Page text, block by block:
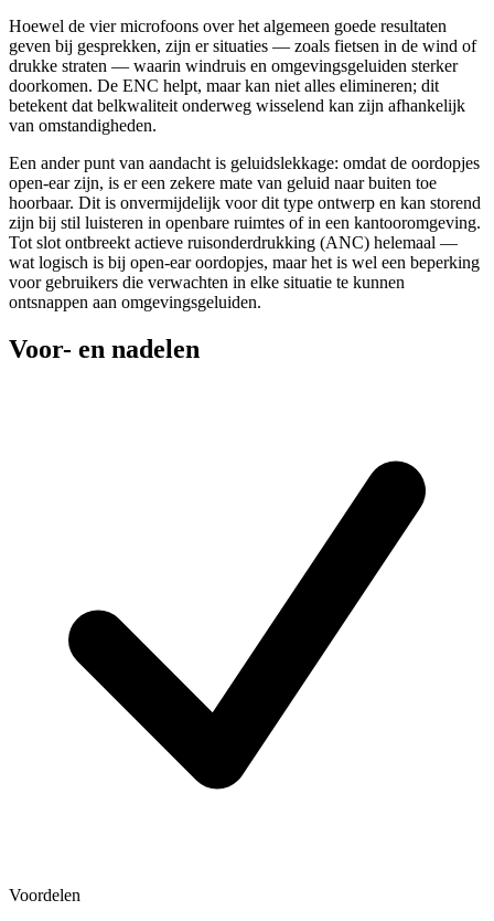
Hoewel de vier microfoons over het algemeen goede resultaten
geven bij gesprekken, zijn er situaties — zoals fietsen in de wind of
drukke straten — waarin windruis en omgevingsgeluiden sterker
doorkomen. De ENC helpt, maar kan niet alles elimineren; dit
betekent dat belkwaliteit onderweg wisselend kan zijn afhankelijk
van omstandigheden.
Een ander punt van aandacht is geluidslekkage: omdat de oordopjes
open-ear zijn, is er een zekere mate van geluid naar buiten toe
hoorbaar. Dit is onvermijdelijk voor dit type ontwerp en kan storend
zijn bij stil luisteren in openbare ruimtes of in een kantooromgeving.
Tot slot ontbreekt actieve ruisonderdrukking (ANC) helemaal —
wat logisch is bij open-ear oordopjes, maar het is wel een beperking
voor gebruikers die verwachten in elke situatie te kunnen
ontsnappen aan omgevingsgeluiden.
Voor- en nadelen
Voordelen